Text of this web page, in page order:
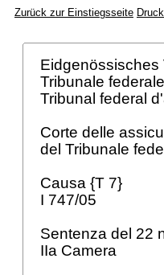
Zurück zur Einstiegsseite
Eidgenössisches
Tribunale
Tribunal federal
Corte delle
del Tribunale
Causa {T 7}
I 747/05
Sentenza del 22
IIa Camera